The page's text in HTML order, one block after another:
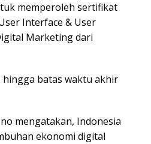
memperoleh sertifikat
Interface & User
Marketing dari
hingga batas waktu akhir
mengatakan, Indonesia
ekonomi digital